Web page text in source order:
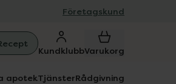
Företagskund
KundklubbVarukorg
apotekTjänsterRådgivning